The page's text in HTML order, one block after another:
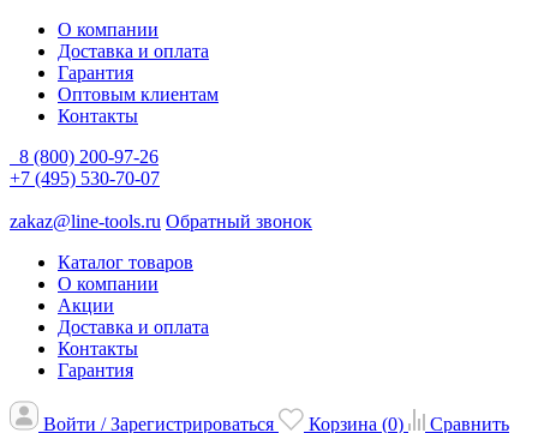
О компании
Доставка и оплата
Гарантия
Оптовым клиентам
Контакты
8 (800) 200-97-26
+7 (495) 530-70-07
zakaz@line-tools.ru Обратный звонок
Каталог товаров
О компании
Акции
Доставка и оплата
Контакты
Гарантия
Войти / Зарегистрироваться Корзина (0)
Сравнить